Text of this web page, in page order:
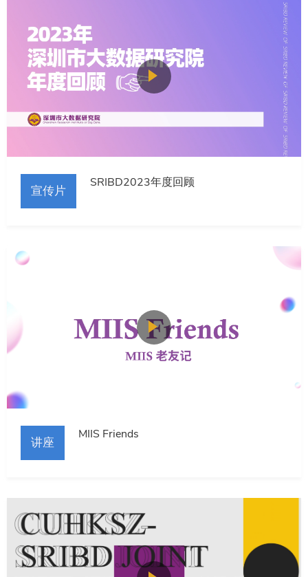
宣传片
SRIBD2023年度回顾
讲座
MIIS Friends